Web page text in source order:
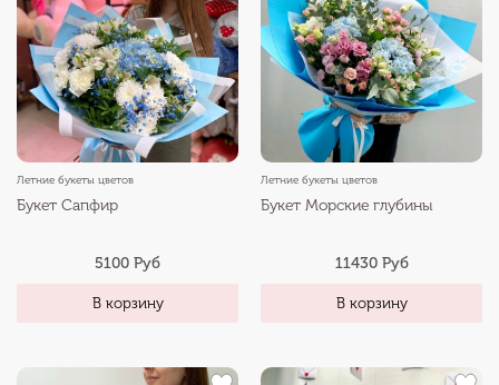
Летние букеты цветов
Букет Сапфир
5100 Руб
В корзину
Летние букеты цветов
Букет Морские глубины
11430 Руб
В корзину